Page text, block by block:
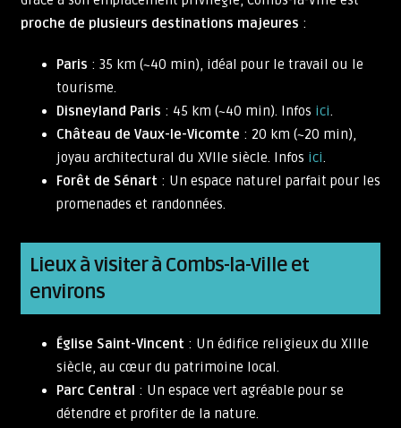
proche de plusieurs destinations majeures :
Paris : 35 km (~40 min), idéal pour le travail ou le
tourisme.
Disneyland Paris : 45 km (~40 min). Infos ici.
Château de Vaux-le-Vicomte : 20 km (~20 min),
joyau architectural du XVIIe siècle. Infos ici.
Forêt de Sénart : Un espace naturel parfait pour les
promenades et randonnées.
Lieux à visiter à Combs-la-Ville et
environs
Église Saint-Vincent : Un édifice religieux du XIIIe
siècle, au cœur du patrimoine local.
Parc Central : Un espace vert agréable pour se
détendre et profiter de la nature.